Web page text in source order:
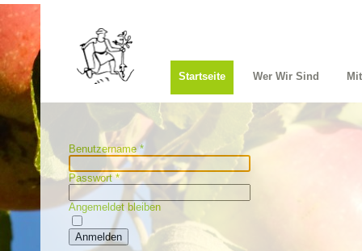
Startseite Wer Wir Sind
Benutzername*
Passwort*
Angemeldet bleiben
Anmelden